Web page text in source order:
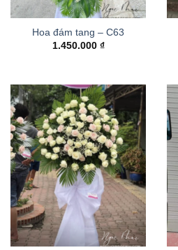
Hoa đám tang – C63
1.450.000 ₫